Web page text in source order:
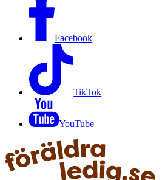
Facebook
TikTok
YouTube